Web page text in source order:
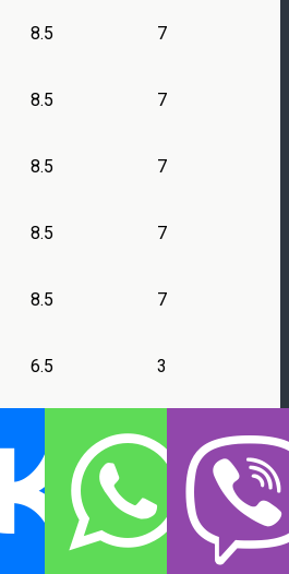
8.5 7
8.5 7
8.5 7
8.5 7
8.5 7
6.5 3
5
8.5